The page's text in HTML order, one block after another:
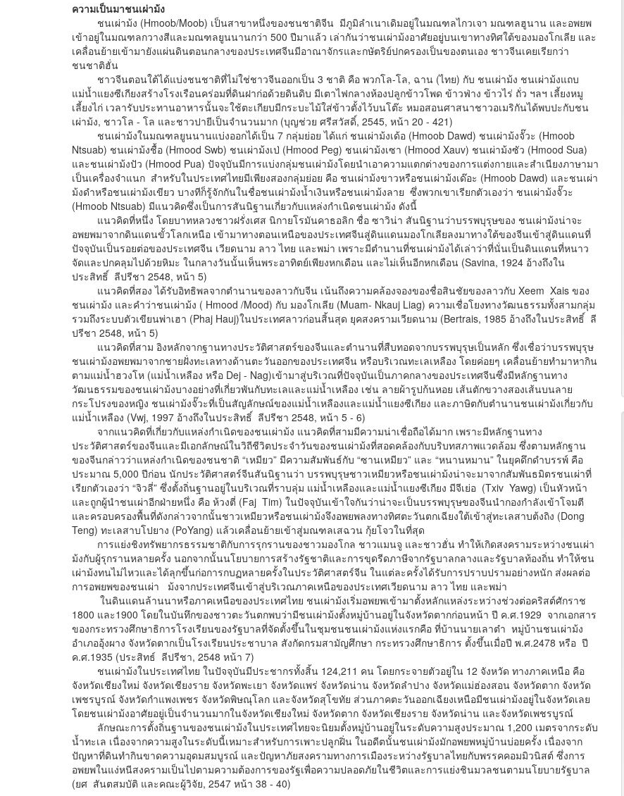
ความเป็นมาชนเผ่าม้ง
ชนเผ่าม้ง (Hmoob/Moob) เป็นสาขาหนึ่งของชนชาติจีน มีภูมิลำเนาเดิมอยู่ในมณฑลไกวเจา มณฑลฮูนาน และอพยพ
เข้าอยู่ในมณฑลกวางสีและมณฑลยูนนานกว่า 500 ปีมาแล้ว เล่ากันว่าชนเผ่าม้งอาศัยอยู่บนเขาทางทิศใต้ของมองโกเลีย และ
เคลื่อนย้ายเข้ามายังแผ่นดินตอนกลางของประเทศจีนมีอาณาจักรและกษัตริย์ปกครองเป็นของตนเอง ชาวจีนเคยเรียกว่า
ชนชาติฮั่น
ชาวจีนตอนใต้ได้แบ่งชนชาติที่ไม่ใช่ชาวจีนออกเป็น 3 ชาติ คือ พวกโล-โล, ฉาน (ไทย) กับ ชนเผ่าม้ง ชนเผ่าม้งแถบ
แม่น้ำแยงซีเกียงสร้างโรงเรือนคร่อมที่ดินฝาก่อด้วยดินดิบ มีเตาไฟกลางห้องปลูกข้าวโพด ข้าวฟ่าง ข้าวไร่ ถั่ว ฯลฯ เลี้ยงหมู
เลี้ยงไก่ เวลารับประทานอาหารนั้นจะใช้ตะเกียบมีกระบะไม้ใส่ข้าวตั้งไว้บนโต๊ะ หมอสอนศาสนาชาวอเมริกันได้พบปะกับชน
เผ่าม้ง, ชาวโล - โล และชาวปายีเป็นจำนวนมาก (บุญช่วย ศรีสวัสดิ์, 2545, หน้า 20 - 421)
ชนเผ่าม้งในมณฑลยูนนานแบ่งออกได้เป็น 7 กลุ่มย่อย ได้แก่ ชนเผ่าม้งเด้อ (Hmoob Dawd) ชนเผ่าม้งจั๊วะ (Hmoob
Ntsuab) ชนเผ่าม้งชื้อ (Hmood Swb) ชนเผ่าม้งเป่ (Hmood Peg) ชนเผ่าม้งเซา (Hmood Xauv) ชนเผ่าม้งซัว (Hmood Sua)
และชนเผ่าม้งปัว (Hmood Pua) ปัจจุบันมีการแบ่งกลุ่มชนเผ่าม้งโดยนำเอาความแตกต่างของการแต่งกายและสำเนียงภาษามา
เป็นเครื่องจำแนก สำหรับในประเทศไทยมีเพียงสองกลุ่มย่อย คือ ชนเผ่าม้งขาวหรือชนเผ่าม้งเด๊อะ (Hmoob Dawd) และชนเผ่า
ม้งดำหรือชนเผ่าม้งเขียว บางทีก็รู้จักกันในชื่อชนเผ่าม้งน้ำเงินหรือชนเผ่าม้งลาย ซึ่งพวกเขาเรียกตัวเองว่า ชนเผ่าม้งจั๊วะ
(Hmoob Ntsuab) มีแนวคิดซึ่งเป็นการสันนิฐานเกี่ยวกับแหล่งกำเนิดชนเผ่าม้ง ดังนี้
แนวคิดที่หนึ่ง โดยบาทหลวงชาวฝรั่งเศส นิกายโรมันคาธอลิก ชื่อ ซาวิน่า สันนิฐานว่าบรรพบุรุษของ ชนเผ่าม้งน่าจะ
อพยพมาจากดินแดนขั้วโลกเหนือ เข้ามาทางตอนเหนือของประเทศจีนสู่ดินแดนมองโกเลียลงมาทางใต้ของจีนเข้าสู่ดินแดนที่
ปัจจุบันเป็นรอยต่อของประเทศจีน เวียดนาม ลาว ไทย และพม่า เพราะมีตำนานที่ชนเผ่าม้งได้เล่าว่าที่นั่นเป็นดินแดนที่หนาว
จัดและปกคลุมไปด้วยหิมะ ในกลางวันนั้นเห็นพระอาทิตย์เพียงหกเดือน และไม่เห็นอีกหกเดือน (Savina, 1924 อ้างถึงใน
ประสิทธิ์ ลีปรีชา 2548, หน้า 5)
แนวคิดที่สอง ได้รับอิทธิพลจากตำนานของลาวกับจีน เน้นถึงความคล้องจองของชื่อสินชัยของลาวกับ Xeem Xais ของ
ชนเผ่าม้ง และคำว่าชนเผ่าม้ง ( Hmood /Mood) กับ มองโกเลีย (Muam- Nkauj Liag) ความเชื่อโยงทางวัฒนธรรมทั้งสามกลุ่ม
รวมถึงระบบตัวเขียนพ่าเฮา (Phaj Hauj)ในประเทศลาวก่อนสิ้นสุด ยุคสงครามเวียดนาม (Bertrais, 1985 อ้างถึงในประสิทธิ์ ลี
ปรีชา 2548, หน้า 5)
แนวคิดที่สาม อิงหลักจากฐานทางประวัติศาสตร์ของจีนและตำนานที่สืบทอดจากบรรพบุรุษเป็นหลัก ซึ่งเชื่อว่าบรรพบุรุษ
ชนเผ่าม้งอพยพมาจากชายฝั่งทะเลทางด้านตะวันออกของประเทศจีน หรือบริเวณทะเลเหลือง โดยค่อยๆ เคลื่อนย้ายทำมาหากิน
ตามแม่น้ำฮวงโห (แม่น้ำเหลือง หรือ Dej - Nag)เข้ามาสู่บริเวณที่ปัจจุบันเป็นภาคกลางของประเทศจีนซึ่งมีหลักฐานทาง
วัฒนธรรมของชนเผ่าม้งบางอย่างที่เกี่ยวพันกับทะเลและแม่น้ำเหลือง เช่น ลายผ้ารูปก้นหอย เส้นตักขวางสองเส้นบนลาย
กระโปรงของหญิง ชนเผ่าม้งจั๊วะที่เป็นสัญลักษณ์ของแม่น้ำเหลืองและแม่น้ำแยงซีเกียง และภาษิตกับตำนานชนเผ่าม้งเกี่ยวกับ
แม่น้ำเหลือง (Vwj, 1997 อ้างถึงในประสิทธิ์ ลีปรีชา 2548, หน้า 5 - 6)
จากแนวคิดที่เกี่ยวกับแหล่งกำเนิดของชนเผ่าม้ง แนวคิดที่สามมีความน่าเชื่อถือได้มาก เพราะมีหลักฐานทาง
ประวัติศาสตร์ของจีนและมีเอกลักษณ์ในวิถีชีวิตประจำวันของชนเผ่าม้งที่สอดคล้องกับบริบทสภาพแวดล้อม ซึ่งตามหลักฐาน
ของจีนกล่าวว่าแหล่งกำเนิดของชนชาติ “เหมียว” มีความสัมพันธ์กับ “ซานเหมียว” และ “หนานหมาน” ในยุคดึกดำบรรพ์ คือ
ประมาณ 5,000 ปีก่อน นักประวัติศาสตร์จีนสันนิฐานว่า บรรพบุรุษชาวเหมียวหรือชนเผ่าม้งน่าจะมาจากสัมพันธมิตรชนเผ่าที่
เรียกตัวเองว่า “จิวลี่” ซึ่งตั้งถิ่นฐานอยู่ในบริเวณที่ราบลุ่ม แม่น้ำเหลืองและแม่น้ำแยงซีเกียง มีจีเย่อ (Txiv Yawg) เป็นหัวหน้า
และถูกผู้นำชนเผ่าอีกฝ่ายหนึ่ง คือ ห้วงตี่ (Faj Tim) ในปัจจุบันเข้าใจกันว่าน่าจะเป็นบรรพบุรุษของจีนนำกองกำลังเข้าโจมตี
และครอบครองพื้นที่ดังกล่าวจากนั้นชาวเหมียวหรือชนเผ่าม้งจึงอพยพลงทางทิศตะวันตกเฉียงใต้เข้าสู่ทะเลสาบต้งถิง (Dong
Teng) ทะเลสาบโปยาง (PoYang) แล้วเคลื่อนย้ายเข้าสู่มณฑลเสฉวน กุ้ยโจวในที่สุด
การแย่งชิงทรัพยากรธรรมชาติกับการรุกรานของชาวมองโกล ชาวแมนจู และชาวฮั่น ทำให้เกิดสงครามระหว่างชนเผ่า
ม้งกับผู้รุกรานหลายครั้ง นอกจากนั้นนโยบายการสร้างรัฐชาติและการขุดรีดภาษีจากรัฐบาลกลางและรัฐบาลท้องถิ่น ทำให้ชน
เผ่าม้งทนไม่ไหวและได้ลุกขึ้นก่อการกบฏหลายครั้งในประวัติศาสตร์จีน ในแต่ละครั้งได้รับการปราบปรามอย่างหนัก ส่งผลต่อ
การอพยพของชนเผ่า ม้งจากประเทศจีนเข้าสู่บริเวณภาคเหนือของประเทศเวียดนาม ลาว ไทย และพม่า
ในดินแดนล้านนาหรือภาคเหนือของประเทศไทย ชนเผ่าม้งเริ่มอพยพเข้ามาตั้งหลักแหล่งระหว่างช่วงต่อคริสต์ศักราช
1800 และ1900 โดยในบันทึกของชาวตะวันตกพบว่ามีชนเผ่าม้งตั้งหมู่บ้านอยู่ในจังหวัดตากก่อนหน้า ปี ค.ศ.1929 จากเอกสาร
ของกระทรวงศึกษาธิการโรงเรียนของรัฐบาลที่จัดตั้งขึ้นในชุมชนชนเผ่าม้งแห่งแรกคือ ที่บ้านนายเลาต๋า หมู่บ้านชนเผ่าม้ง
อำเภออุ้งผาง จังหวัดตากเป็นโรงเรียนประชาบาล สังกัดกรมสามัญศึกษา กระทรวงศึกษาธิการ ตั้งขึ้นเมื่อปี พ.ศ.2478 หรือ ปี
ค.ศ.1935 (ประสิทธ์ ลีปรีชา, 2548 หน้า 7)
ชนเผ่าม้งในประเทศไทย ในปัจจุบันมีประชากรทั้งสิ้น 124,211 คน โดยกระจายตัวอยู่ใน 12 จังหวัด ทางภาคเหนือ คือ
จังหวัดเชียงใหม่ จังหวัดเชียงราย จังหวัดพะเยา จังหวัดแพร่ จังหวัดน่าน จังหวัดลำปาง จังหวัดแม่ฮ่องสอน จังหวัดตาก จังหวัด
เพชรบูรณ์ จังหวัดกำแพงเพชร จังหวัดพิษณุโลก และจังหวัดสุโขทัย ส่วนภาคตะวันออกเฉียงเหนือมีชนเผ่าม้งอยู่ในจังหวัดเลย
โดยชนเผ่าม้งอาศัยอยู่เป็นจำนวนมากในจังหวัดเชียงใหม่ จังหวัดตาก จังหวัดเชียงราย จังหวัดน่าน และจังหวัดเพชรบูรณ์
ลักษณะการตั้งถิ่นฐานของชนเผ่าม้งในประเทศไทยจะนิยมตั้งหมู่บ้านอยู่ในระดับความสูงประมาณ 1,200 เมตรจากระดับ
น้ำทะเล เนื่องจากความสูงในระดับนี้เหมาะสำหรับการเพาะปลูกฝิ่น ในอดีตนั้นชนเผ่าม้งมักอพยพหมู่บ้านบ่อยครั้ง เนื่องจาก
ปัญหาที่ดินทำกินขาดความอุดมสมบูรณ์ และปัญหาภัยสงครามทางการเมืองระหว่างรัฐบาลไทยกับพรรคคอมมิวนิสต์ ซึ่งการ
อพยพในแง่หนีสงครามเป็นไปตามความต้องการของรัฐเพื่อความปลอดภัยในชีวิตและการแย่งชินมวลชนตามนโยบายรัฐบาล
(ยศ สันตสมบัติ และคณะผู้วิจัย, 2547 หน้า 38 - 40)